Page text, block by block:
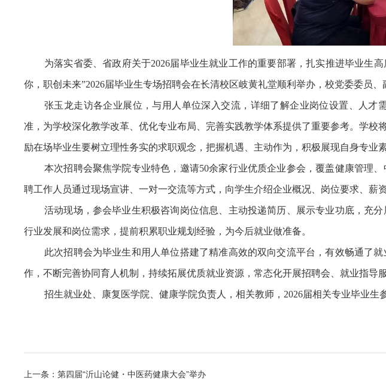
为落实省委、省政府关于2026届毕业生就业工作的重要部署，扎实推进毕业生
你，职创未来”2026届毕业生专场招聘会在长清校区岐黄礼堂顺利举办，校党委委员、
张玉龙走访各企业展位，与用人单位深入交流，详细了解企业岗位设置、人
准，为学校深化教学改革、优化专业布局、完善实践教学体系提供了重要参考。学
励在场毕业生要树立理性务实的求职观念，把握机遇、主动作为，积极展现自身专业
本次招聘会聚焦学院专业特色，邀请50余家行业优质企业参会，覆盖健康管理
聘工作人员通过现场宣讲、一对一交流等方式，向学生介绍企业概况、岗位要求、薪
活动现场，参会毕业生积极咨询岗位信息、主动投递简历、展示专业功底，充
行业发展和岗位需求，提前积累职业规划经验，为今后就业做准备。
此次招聘会为毕业生和用人单位搭建了精准高效的双向交流平台，有效畅通了
作，不断完善协同育人机制，持续拓展优质就业资源，常态化开展招聘会、就业指导
招生就业处、康复医学院、健康学院负责人，相关教师，2026届相关专业毕业生
上一条：第四届“沂山论健・中医药健康大会”举办